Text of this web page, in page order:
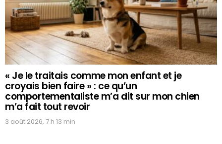
« Je le traitais comme mon enfant et je
croyais bien faire » : ce qu’un
comportementaliste m’a dit sur mon chien
m’a fait tout revoir
3 août 2026, 7 h 13 min